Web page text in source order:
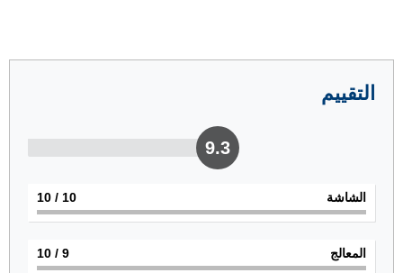
التقييم
9.3
الشاشة 10
/ 10
المعالج 9
/ 10